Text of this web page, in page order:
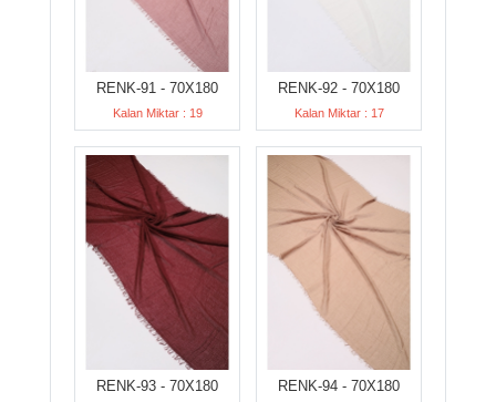
RENK-91 - 70X180
Kalan Miktar : 19
RENK-92 - 70X180
Kalan Miktar : 17
RENK-93 - 70X180 RENK-94 - 70X180